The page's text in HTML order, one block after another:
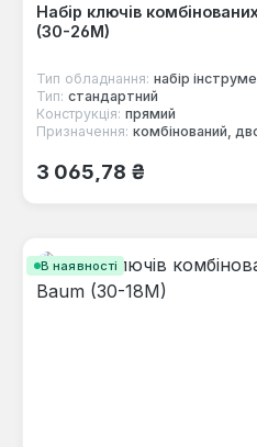
Набір ключів
(30-26M)
Тип обладнання: набір
Тип: стандартний
Конструкція: прямий
Призначення: комбінований,
Звичайна ціна:
3 065,78 ₴
В наявності